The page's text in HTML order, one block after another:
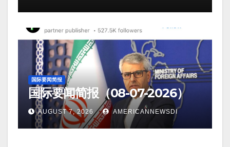
国际要闻简报
国际要闻简报（08-07-2026）
AUGUST 7, 2026 AMERICANNEWSDI